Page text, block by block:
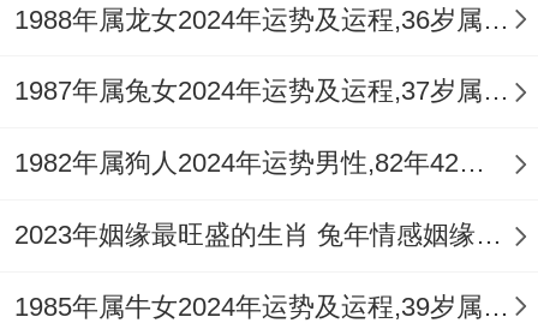
肤状态都变好了...
重点是要把橄榄油、坚果同深海鱼列入采购
能够随身佩戴祥安阁联吉红绳！这个可不是
信仰,有个开工作室的姑娘自从戴了红绳;谈
1988年属龙女2024年运势及运程,36岁属龙人2024全年每月运势女性如何
1987年属兔女2024年运势及运程,37岁属兔人2024全年每月运势女性如何
1982年属狗人2024年运势男性,82年42岁属狗男2024年每月运程怎么样
2023年姻缘最旺盛的生肖 兔年情感姻缘运比较旺的属相
1985年属牛女2024年运势及运程,39岁属牛人2024全年每月运势女性如何